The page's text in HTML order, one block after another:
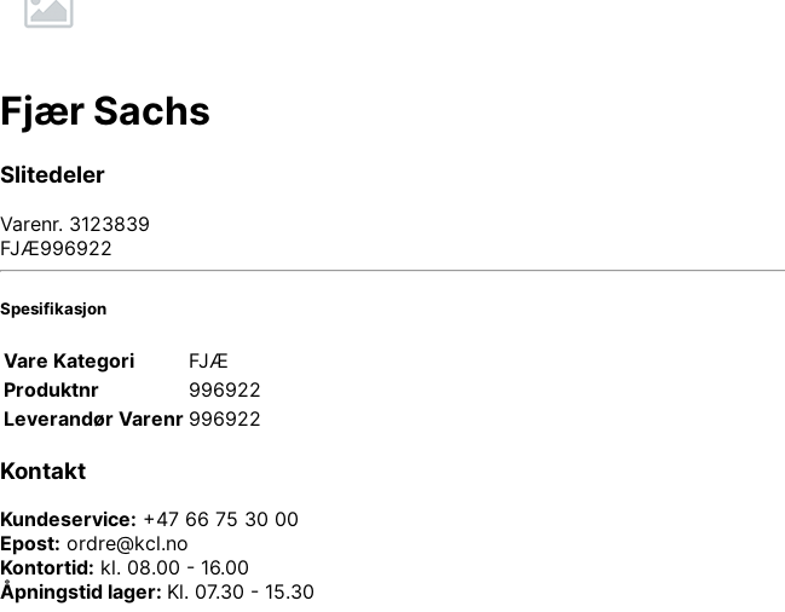
Fjær Sachs
Slitedeler
Varenr. 3123839
FJÆ996922
Spesifikasjon
Vare Kategori
FJÆ
Produktnr
996922
Leverandør Varenr 996922
Kontakt
Kundeservice: +47 66 75 30 00
Epost: ordre@kcl.no
Kontortid: kl. 08.00 - 16.00
Åpningstid lager: Kl. 07.30 - 15.30